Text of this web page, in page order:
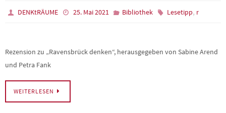
DENKtRÄUME 25. Mai 2021 Bibliothek Lesetipp, r
Rezension zu „Ravensbrück denken“, herausgegeben von Sabine Arend
und Petra Fank
WEITERLESEN